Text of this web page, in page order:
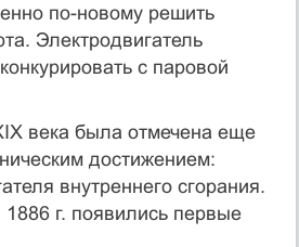
по-новому решить
Электродвигатель
с паровой
века была отмечена еще
достижением:
внутреннего сгорания.
г. появились первые